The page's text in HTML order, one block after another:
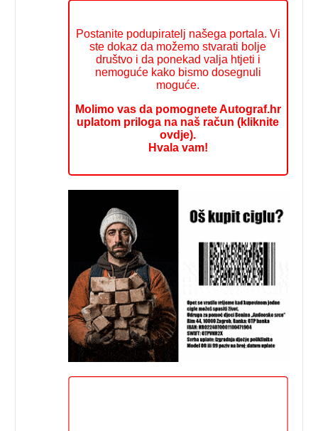
Postanite podupiratelj našega portala. Vi
ste dokaz da možemo stvarati bolje
društvo i da ponekad valja htjeti i
nemoguće kako bismo dosegnuli
moguće.
Molimo vas da pomognete Autograf.hr
uplatom priloga na naš račun (kliknite
ovdje).
Hvala vam!